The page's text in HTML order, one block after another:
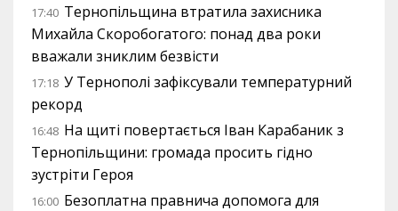
17:40 Тернопільщина втратила захисника
Михайла Скоробогатого: понад два роки
вважали зниклим безвісти
17:18 У Тернополі зафіксували температурний
рекорд
16:48 На щиті повертається Іван Карабаник з
Тернопільщини: громада просить гідно
зустріти Героя
16:00 Безоплатна правнича допомога для